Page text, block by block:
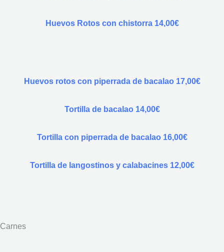
Huevos Rotos con chistorra 14,00€
Huevos rotos con piperrada de bacalao 17,00€
Tortilla de bacalao 14,00€
Tortilla con piperrada de bacalao 16,00€
Tortilla de langostinos y calabacines 12,00€
Carnes